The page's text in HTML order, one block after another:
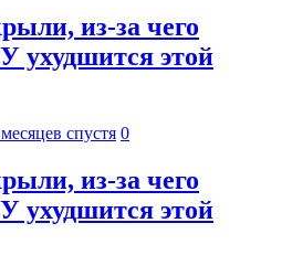
из-за чего
ухудшится этой
спустя 0
из-за чего
ухудшится этой